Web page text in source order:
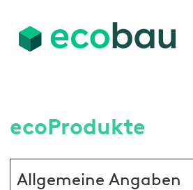
ecoProdukte
Allgemeine Angaben